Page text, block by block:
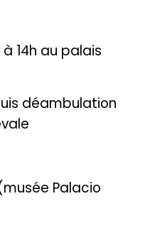
à 14h au palais
déambulation
Palacio